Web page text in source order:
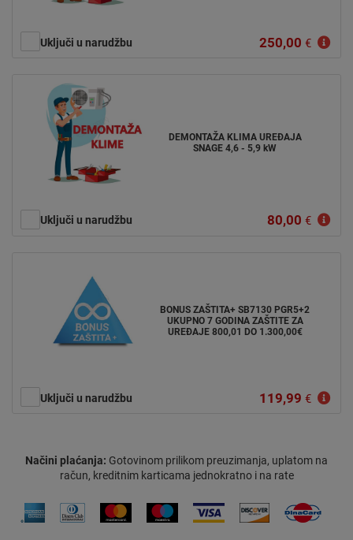
Uključi u narudžbu 250,00 €
DEMONTAŽA KLIMA UREĐAJA
SNAGE 4,6 - 5,9 kW
Uključi u narudžbu 80,00 €
BONUS ZAŠTITA+ SB7130 PGR5+2
UKUPNO 7 GODINA ZAŠTITE ZA
UREĐAJE 800,01 DO 1.300,00€
Uključi u narudžbu 119,99 €
Načini plaćanja: Gotovinom prilikom preuzimanja, uplatom na
račun, kreditnim karticama jednokratno i na rate